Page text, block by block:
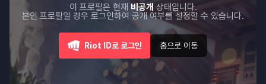
이 프로필은 현재 비공개 상태입니다.
본인 프로필일 경우 로그인하여 공개 여부를 설정할 수 있습니다.
Riot ID로 로그인 홈으로 이동